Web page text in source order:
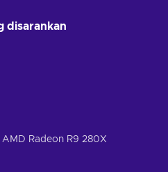
disarankan
Radeon R9 280X